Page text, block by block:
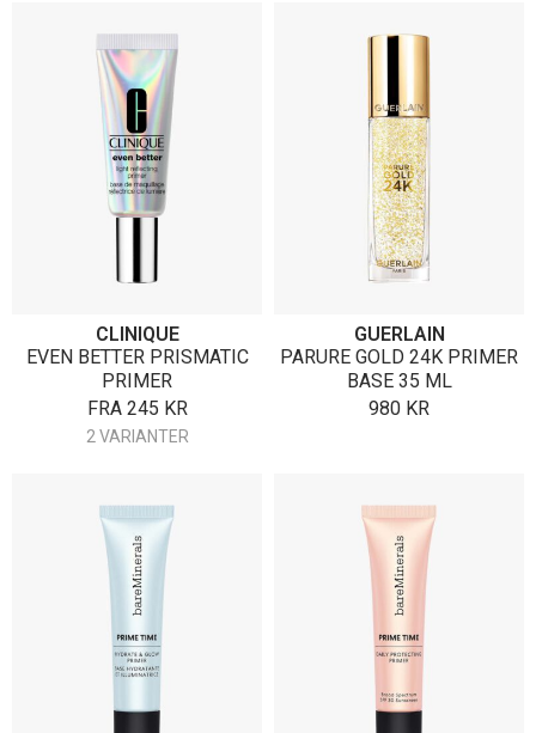
CLINIQUE
EVEN BETTER PRISMATIC
PRIMER
FRA 245 KR
2 VARIANTER
GUERLAIN
PARURE GOLD 24K PRIMER
BASE 35 ML
980 KR